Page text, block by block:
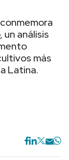
un análisis
más
Latina.